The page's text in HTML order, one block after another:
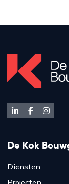
De Kok
Diensten
Projecten